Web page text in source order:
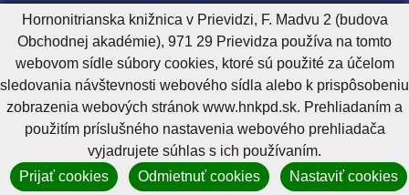
Ďalšie kontakty
Cookies nastavenieCookies - viac informáciíVyhlásenie o prístupnosti
Technický prevádzkovateľ
Správca obsahu
GenerujeCMS BUXUS
Hornonitrianska knižnica v Prievidzi, F. Madvu 2 (budova
Obchodnej akadémie), 971 29 Prievidza používa na tomto
webovom sídle súbory cookies, ktoré sú použité za účelom
sledovania návštevnosti webového sídla alebo k prispôsobeniu
zobrazenia webových stránok www.hnkpd.sk. Prehliadaním a
použitím príslušného nastavenia webového prehliadača
vyjadrujete súhlas s ich používaním.
Prijať cookies
Odmietnuť cookies Nastaviť cookies